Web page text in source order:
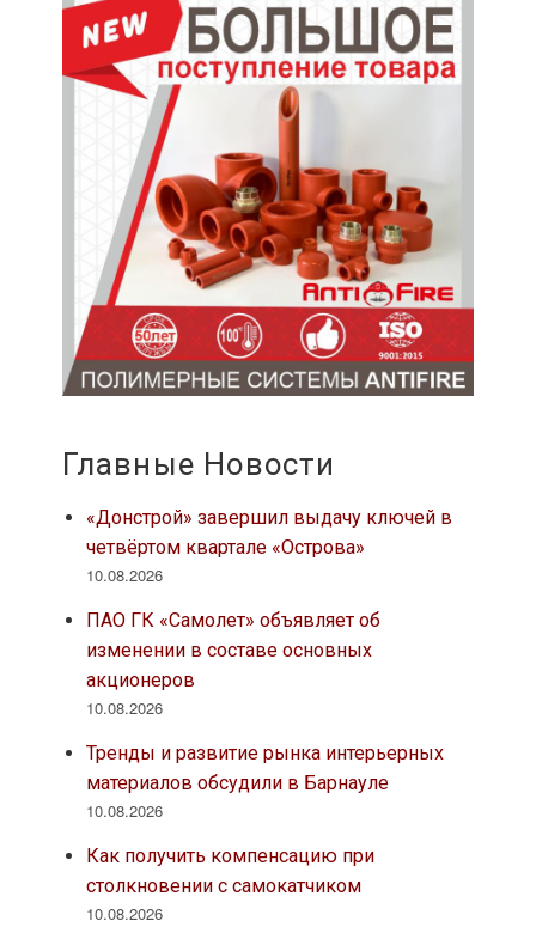
Главные Новости
«Донстрой» завершил выдачу ключей в
четвёртом квартале «Острова»
10.08.2026
ПАО ГК «Самолет» объявляет об
изменении в составе основных
акционеров
10.08.2026
Тренды и развитие рынка интерьерных
материалов обсудили в Барнауле
10.08.2026
Как получить компенсацию при
столкновении с самокатчиком
10.08.2026